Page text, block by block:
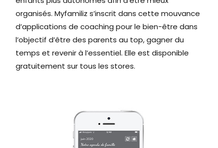
organisés. Myfamiliz s’inscrit dans cette mouvance
d’applications de coaching pour le bien-être dans
l’objectif d’être des parents au top, gagner du
temps et revenir à l’essentiel. Elle est disponible
gratuitement sur tous les stores.